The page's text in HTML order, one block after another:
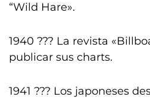
“Wild Hare».
1940 ??? La revista
publicar sus charts.
1941 ??? Los japoneses